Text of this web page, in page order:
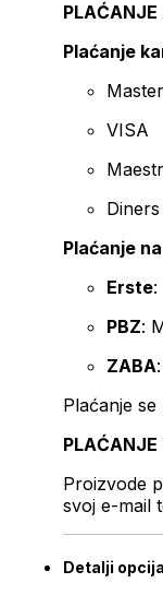
PLAĆANJE
Plaćanje
VISA
Diners
Plaćanje
Erste:
PBZ:
ZABA
Plaćanje
PLAĆANJE
Proizvode
svoj e-mail
Detalji